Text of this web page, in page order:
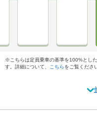
※こちらは定員乗車の基準を100%とし
す。詳細について、
こちらをご覧くださ